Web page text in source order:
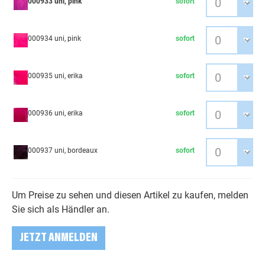
000934 uni, pink sofort
000935 uni, erika sofort
000936 uni, erika sofort
000937 uni, bordeaux sofort
Um Preise zu sehen und diesen Artikel zu kaufen, melden
Sie sich als Händler an.
JETZT ANMELDEN